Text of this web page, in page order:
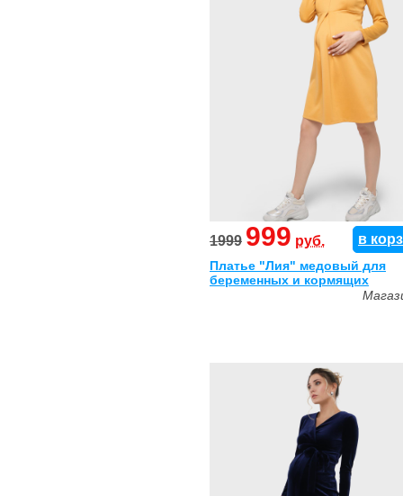
1999 999 руб. в
Платье "Лия" медовый для
беременных и кормящих